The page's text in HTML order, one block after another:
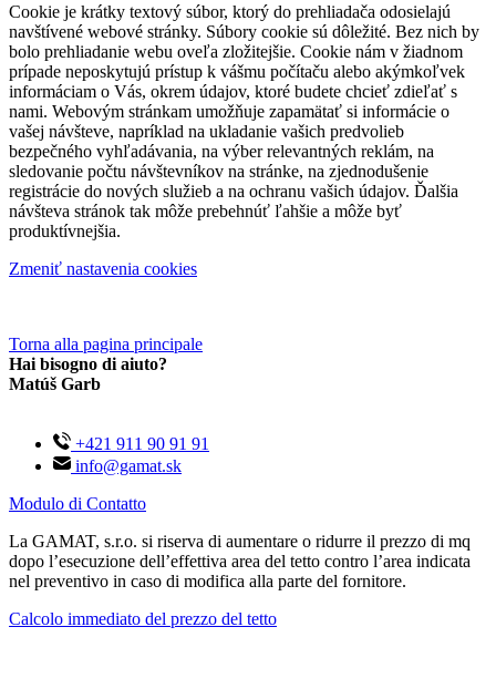
Cookie je krátky textový súbor, ktorý do prehliadača odosielajú
navštívené webové stránky. Súbory cookie sú dôležité. Bez nich by
bolo prehliadanie webu oveľa zložitejšie. Cookie nám v žiadnom
prípade neposkytujú prístup k vášmu počítaču alebo akýmkoľvek
informáciam o Vás, okrem údajov, ktoré budete chcieť zdieľať s
nami. Webovým stránkam umožňuje zapamätať si informácie o
vašej návšteve, napríklad na ukladanie vašich predvolieb
bezpečného vyhľadávania, na výber relevantných reklám, na
sledovanie počtu návštevníkov na stránke, na zjednodušenie
registrácie do nových služieb a na ochranu vašich údajov. Ďalšia
návšteva stránok tak môže prebehnúť ľahšie a môže byť
produktívnejšia.
Zmeniť nastavenia cookies
Torna alla pagina principale
Hai bisogno di aiuto?
Matúš Garb
+421 911 90 91 91
info@gamat.sk
Modulo di Contatto
La GAMAT, s.r.o. si riserva di aumentare o ridurre il prezzo di mq
dopo l’esecuzione dell’effettiva area del tetto contro l’area indicata
nel preventivo in caso di modifica alla parte del fornitore.
Calcolo immediato del prezzo del tetto